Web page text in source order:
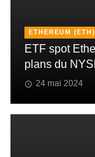
ETHEREUM (ETH)
ETF spot
plans du
24 mai 2024